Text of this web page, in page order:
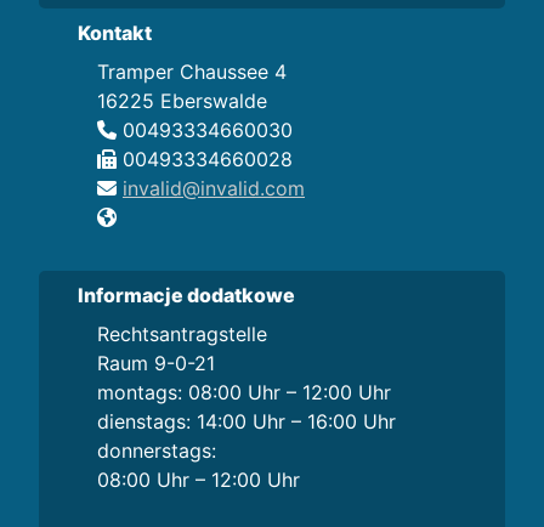
Kontakt
Tramper Chaussee 4
16225 Eberswalde
00493334660030
00493334660028
invalid@invalid.com
Informacje dodatkowe
Rechtsantragstelle
Raum 9-0-21
montags: 08:00 Uhr – 12:00 Uhr
dienstags: 14:00 Uhr – 16:00 Uhr
donnerstags:
08:00 Uhr – 12:00 Uhr